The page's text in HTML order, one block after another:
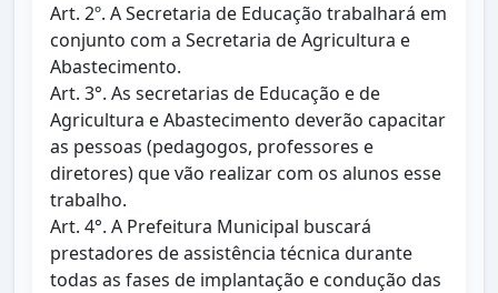
Art. 2º. A Secretaria de Educação trabalhará em
conjunto com a Secretaria de Agricultura e
Abastecimento.
Art. 3°. As secretarias de Educação e de
Agricultura e Abastecimento deverão capacitar
as pessoas (pedagogos, professores e
diretores) que vão realizar com os alunos esse
trabalho.
Art. 4°. A Prefeitura Municipal buscará
prestadores de assistência técnica durante
todas as fases de implantação e condução das